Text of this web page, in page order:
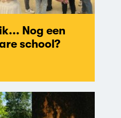
Nog een
school?